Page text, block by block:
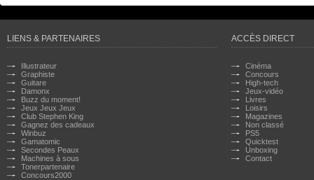
LIENS & PARTENAIRES
Illustrateur
Graphiste
Guitare
Damonx
Buzz du moment!
Jeux Jeux Jeux
Club Stephen King
Gagnez des cadeaux
Winbuz
Gamatomic
Secondes Peaux
Machines à sous
Tonerpartenaire
Concours2000
ACCÈS DIRECT
Cinéma
Concours
High-tech
Jeux-vidéo
Livres
Loisirs
Magazines
Non classé
PS5
Quicktest
Unboxing
Contact